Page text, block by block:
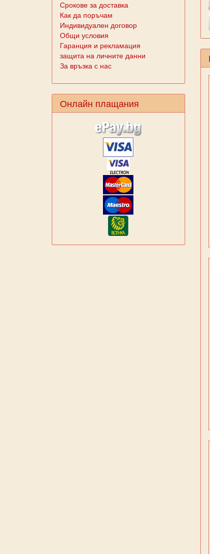
Срокове за доставка
Как да поръчам
Индивидуален договор
Общи условия
Гаранция и рекламация
защита на личните данни
За връзка с нас
Онлайн плащания